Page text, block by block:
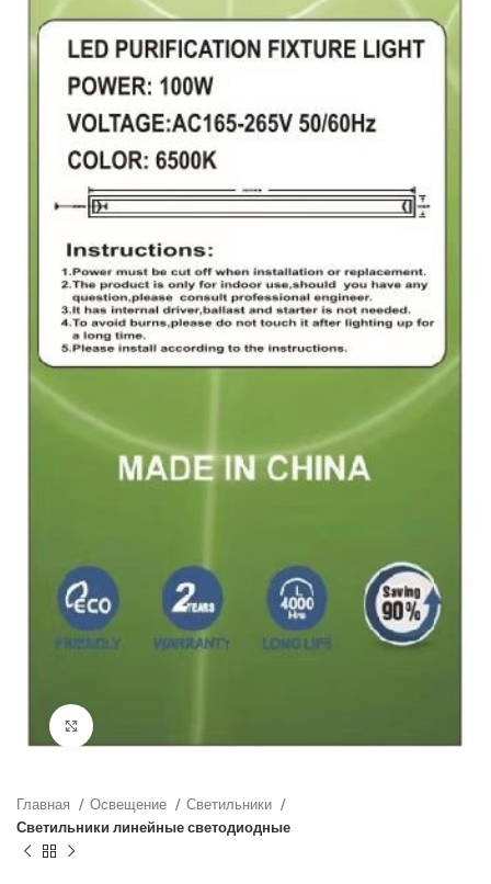
Главная Освещение
Светильники
Светильники линейные светодиодные